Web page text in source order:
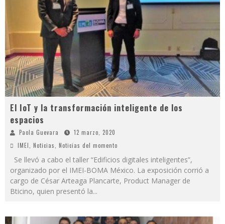
El IoT y la transformación inteligente de los
espacios
Paola Guevara
12 marzo, 2020
IMEI
Noticias Noticias del momento
Se llevó a cabo el taller “Edificios digitales inteligentes”,
organizado por el IMEI-BOMA México. La exposición corrió a
cargo de César Arteaga Plancarte, Product Manager de
Bticino, quien presentó la...